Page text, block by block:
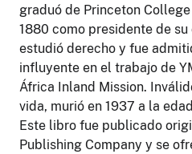
graduó de Princeton
1880 como presidente de
estudió derecho y fue
influyente en el trabajo de
África Inland Mission.
vida, murió en 1937 a la
Este libro fue publicado
Publishing Company y se